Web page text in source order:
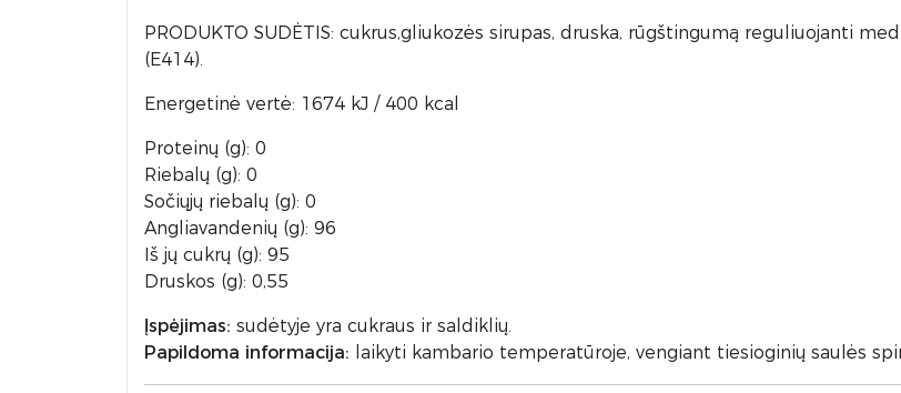
PRODUKTO SUDĖTIS: cukrus,gliukozės sirupas, druska, rūgštingumą reguliuojanti
(E414).
Energetinė vertė: 1674 kJ / 400 kcal
Proteinų (g): 0
Riebalų (g): 0
Sočiųjų riebalų (g): 0
Angliavandenių (g): 96
Iš jų cukrų (g): 95
Druskos (g): 0,55
Įspėjimas: sudėtyje yra cukraus ir saldiklių.
Papildoma informacija: laikyti kambario temperatūroje, vengiant tiesioginių saulės